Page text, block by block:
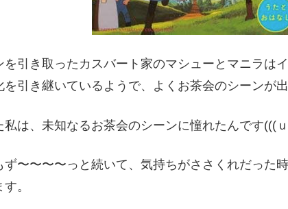
を引き取ったカスバート家のマシューとマニラは
を引き継いているようで、よくお茶会のシーンが
私は、未知なるお茶会のシーンに憧れたんです(((
ず〜〜〜〜っと続いて、気持ちがささくれだった
。